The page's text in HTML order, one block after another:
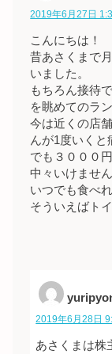
2019年6月27日
こんにちは！
昔あさくまで
いました。
もちろん接待
を眺めてのラ
今は近くの店
んが1度いくと
でも３０００
中々いけません
いつでも食べ
そういえばト
2019年6月28日
あさくまは株